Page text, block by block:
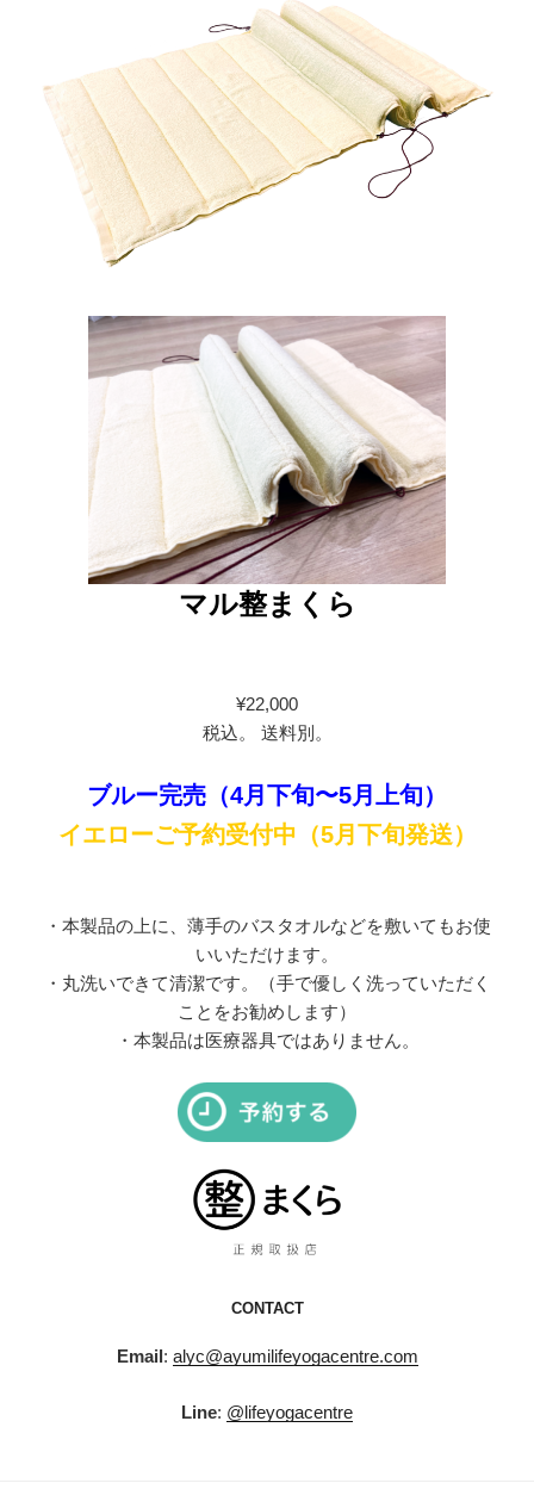
マル整まくら
¥22,000
税込。 送料別。
ブルー完売（4月下旬〜5月上旬）
イエローご予約受付中（5月下旬発送）
・本製品の上に、薄手のバスタオルなどを敷いてもお使
いいただけます。
・丸洗いできて清潔です。（手で優しく洗っていただく
ことをお勧めします）
・本製品は医療器具ではありません。
CONTACT
Email: alyc@ayumilifeyogacentre.com
Line: @lifeyogacentre